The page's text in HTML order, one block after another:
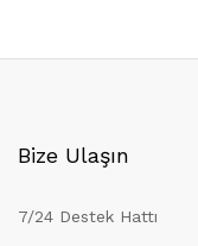
Bize Ulaşın
7/24 Destek Hattı